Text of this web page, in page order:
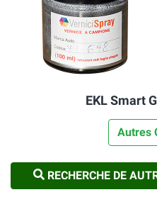
EKL Smart
Autres
RECHERCHE DE